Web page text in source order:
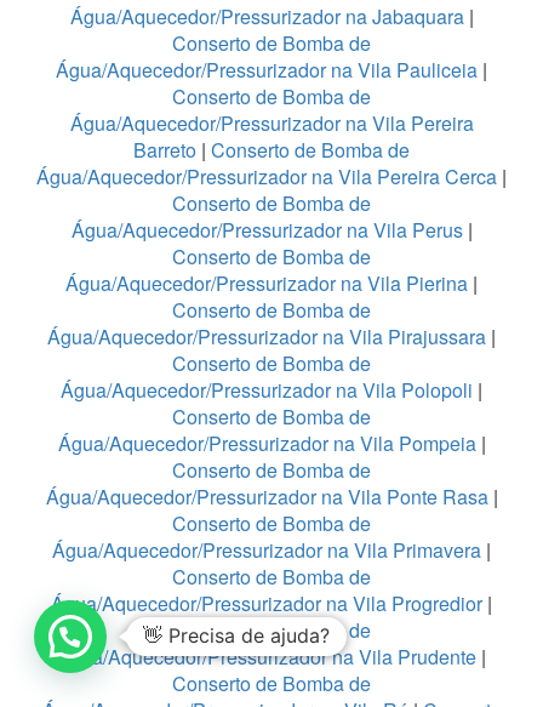
Água/Aquecedor/Pressurizador na Jabaquara|
Conserto de Bomba de
Água/Aquecedor/Pressurizador na Vila Pauliceia |
Conserto de Bomba de
Água/Aquecedor/Pressurizador na Vila Pereira
Barreto | Conserto de Bomba de
Água/Aquecedor/Pressurizador na Vila Pereira Cerca |
Conserto de Bomba de
Água/Aquecedor/Pressurizador na Vila Perus|
Conserto de Bomba de
Água/Aquecedor/Pressurizador na Vila Pierina |
Conserto de Bomba de
Água/Aquecedor/Pressurizador na Vila Pirajussara |
Conserto de Bomba de
Água/Aquecedor/Pressurizador na Vila Polopoli |
Conserto de Bomba de
Água/Aquecedor/Pressurizador na Vila Pompeia|
Conserto de Bomba de
Água/Aquecedor/Pressurizador na Vila Ponte Rasa|
Conserto de Bomba de
Água/Aquecedor/Pressurizador na Vila Primavera |
Conserto de Bomba de
Água/Aquecedor/Pressurizador na Vila Progredior|
Conserto de Bomba de
Água/Aquecedor/Pressurizador na Vila Prudente |
Conserto de Bomba de
👋 Precisa de ajuda?